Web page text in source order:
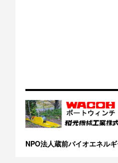
NPO法人蔵前バイオエネル